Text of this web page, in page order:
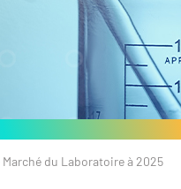
du Laboratoire à 2025